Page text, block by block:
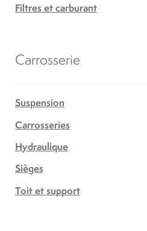
Filtres et carburant
Carrosserie
Suspension
Carrosseries
Hydraulique
Sièges
Toit et support